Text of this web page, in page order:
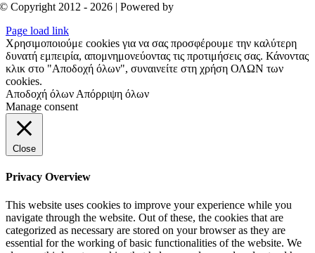
© Copyright 2012 - 2026 | Powered by
Page load link
Χρησιμοποιούμε cookies για να σας προσφέρουμε την καλύτερη
δυνατή εμπειρία, απομνημονεύοντας τις προτιμήσεις σας. Κάνοντας
κλικ στο "Αποδοχή όλων", συναινείτε στη χρήση ΟΛΩΝ των
cookies.
Αποδοχή όλων Απόρριψη όλων
Manage consent
Close
Privacy Overview
This website uses cookies to improve your experience while you
navigate through the website. Out of these, the cookies that are
categorized as necessary are stored on your browser as they are
essential for the working of basic functionalities of the website. We